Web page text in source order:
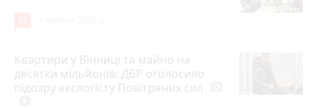
Квартири у Вінниці та майно на
десятки мільйонів: ДБР оголосило
підозру екслогісту Повітряних сил